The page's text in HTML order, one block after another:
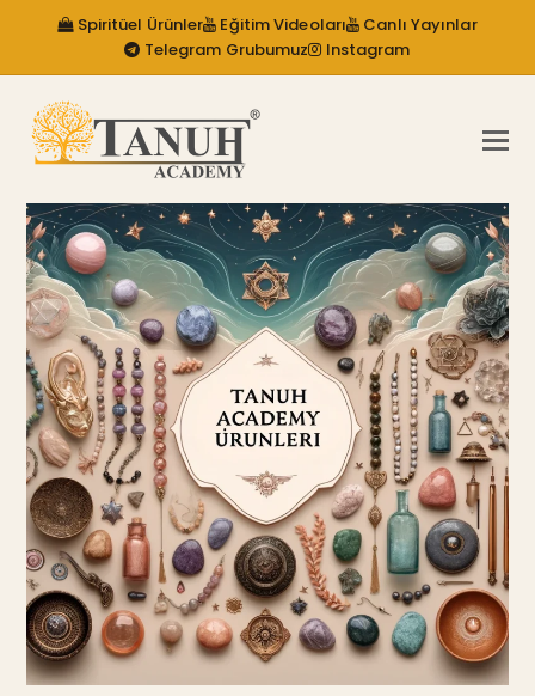
Spiritüel Ürünler Eğitim Videoları
Canlı Yayınlar
Telegram Grubumuz
Instagram